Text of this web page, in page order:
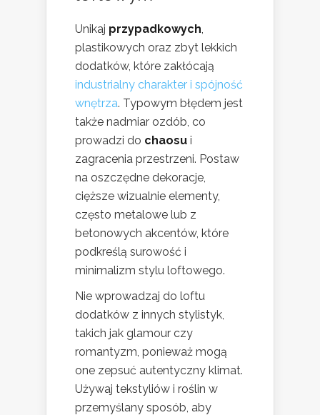
Unikaj przypadkowych,
plastikowych oraz zbyt lekkich
dodatków, które zakłócają
industrialny charakter i spójność
wnętrza. Typowym błędem jest
także nadmiar ozdób, co
prowadzi do chaosu i
zagracenia przestrzeni. Postaw
na oszczędne dekoracje,
cięższe wizualnie elementy,
często metalowe lub z
betonowych akcentów, które
podkreślą surowość i
minimalizm stylu loftowego.
Nie wprowadzaj do loftu
dodatków z innych stylistyk,
takich jak glamour czy
romantyzm, ponieważ mogą
one zepsuć autentyczny klimat.
Używaj tekstyliów i roślin w
przemyślany sposób, aby